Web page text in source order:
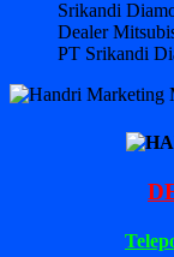
Dealer
PT Srikandi